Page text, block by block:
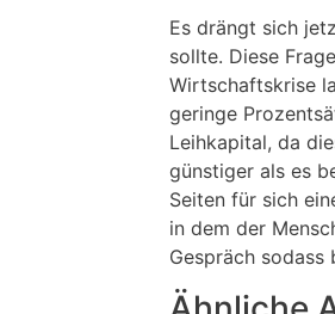
Es drängt sich
sollte. Diese
Wirtschaftskrise
geringe
Leihkapital, da
günstiger als es
Seiten für sich
in dem der
Gespräch